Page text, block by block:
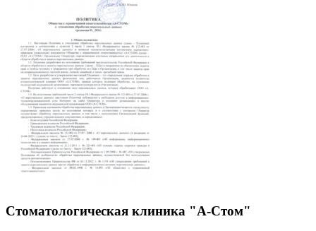
Стоматологическая клиника "А-Стом"